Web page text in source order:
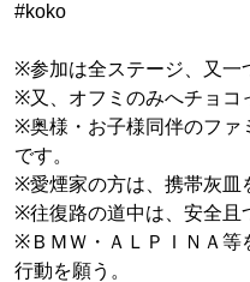
#koko
※参加は全ステージ、又一
※又、オフミのみへチョコ
※奥様・お子様同伴のファ
です。
※愛煙家の方は、携帯灰皿
※往復路の道中は、安全且
※ＢＭＷ・ＡＬＰＩＮＡ等
行動を願う。